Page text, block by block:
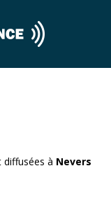
diffusées à Nevers